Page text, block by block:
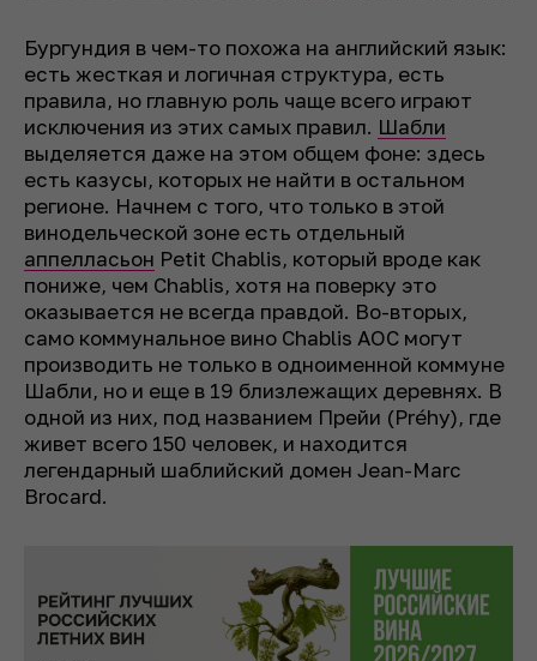
Бургундия в чем-то похожа на английский язык:
есть жесткая и логичная структура, есть
правила, но главную роль чаще всего играют
исключения из этих самых правил. Шабли
выделяется даже на этом общем фоне: здесь
есть казусы, которых не найти в остальном
регионе. Начнем с того, что только в этой
винодельческой зоне есть отдельный
аппелласьон Petit Chablis, который вроде как
пониже, чем Chablis, хотя на поверку это
оказывается не всегда правдой. Во-вторых,
само коммунальное вино Chablis AOC могут
производить не только в одноименной коммуне
Шабли, но и еще в 19 близлежащих деревнях. В
одной из них, под названием Прейи (Préhy), где
живет всего 150 человек, и находится
легендарный шаблийский домен Jean-Marc
Brocard.